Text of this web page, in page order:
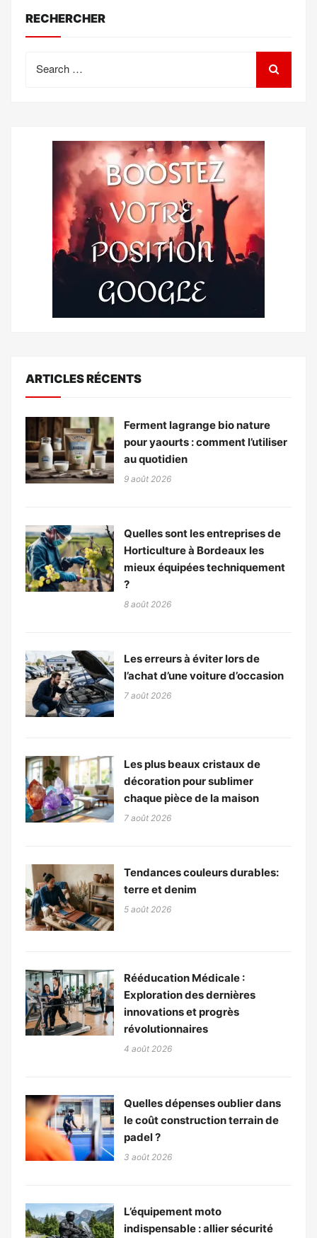
RECHERCHER
for:
ARTICLES RÉCENTS
Ferment lagrange bio nature
pour yaourts : comment l’utiliser
au quotidien
9 août 2026
Quelles sont les entreprises de
Horticulture à Bordeaux les
mieux équipées techniquement
?
8 août 2026
Les erreurs à éviter lors de
l’achat d’une voiture d’occasion
7 août 2026
Les plus beaux cristaux de
décoration pour sublimer
chaque pièce de la maison
7 août 2026
Tendances couleurs durables:
terre et denim
5 août 2026
Rééducation Médicale :
Exploration des dernières
innovations et progrès
révolutionnaires
4 août 2026
Quelles dépenses oublier dans
le coût construction terrain de
padel ?
3 août 2026
L’équipement moto
indispensable : allier sécurité